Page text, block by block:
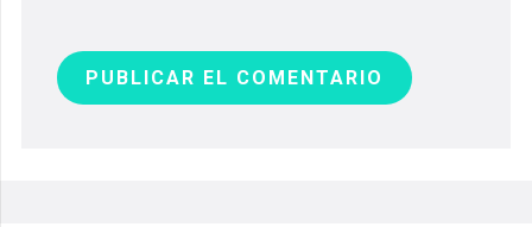
PUBLICAR EL COMENTARIO